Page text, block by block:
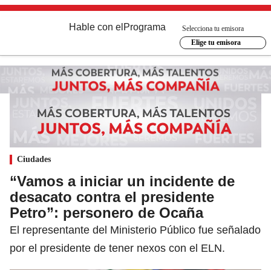
Hable con el Programa
Selecciona tu emisora
Elige tu emisora
Ciudades
“Vamos a iniciar un incidente de
desacato contra el presidente
Petro”: personero de Ocaña
El representante del Ministerio Público fue señalado
por el presidente de tener nexos con el ELN.